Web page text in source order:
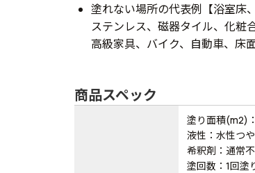
塗れない場所の代表例【浴室床
ステンレス、磁器タイル、化粧
高級家具、バイク、自動車、床
商品スペック
塗り面積(m2)
液性：水性つ
希釈剤：通常
塗回数：1回塗